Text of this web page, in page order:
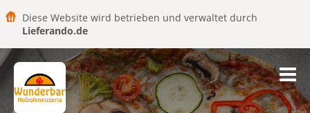
Diese Website wird betrieben und verwaltet durch
Lieferando.de